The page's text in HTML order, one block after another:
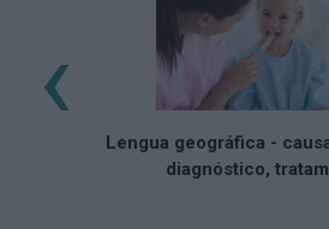
Lengua geográfica -
diagnóstico,
‹